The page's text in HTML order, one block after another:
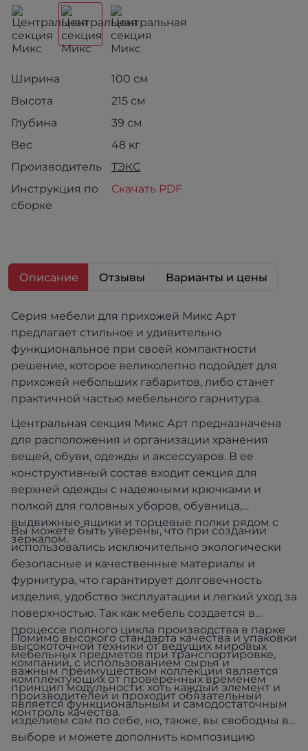
Ширина
100 см
Высота
215 см
Глубина
39 см
Вес
48 кг
Производитель
ТЭКС
Инструкция по
сборке
Скачать PDF
Описание Отзывы Варианты и цены
Серия мебели для прихожей Микс Арт
предлагает стильное и удивительно
функциональное при своей компактности
решение, которое великолепно подойдет для
прихожей небольших габаритов, либо станет
практичной частью мебельного гарнитура.
Центральная секция Микс Арт предназначена
для расположения и организации хранения
вещей, обуви, одежды и аксессуаров. В ее
конструктивный состав входит секция для
верхней одежды с надежными крючками и
полкой для головных уборов, обувница,
выдвижные ящики и торцевые полки рядом с
зеркалом.
Вы можете быть уверены, что при создании
использовались исключительно экологически
безопасные и качественные материалы и
фурнитура, что гарантирует долговечность
изделия, удобство эксплуатации и легкий уход за
поверхностью. Так как мебель создается в
процессе полного цикла производства в парке
высокоточной техники от ведущих мировых
компаний, с использованием сырья и
комплектующих от проверенных временем
производителей и проходит обязательный
контроль качества.
Помимо высокого стандарта качества и упаковки
мебельных предметов при транспортировке,
важным преимуществом коллекции является
принцип модульности: хоть каждый элемент и
является функциональным и самодостаточным
изделием сам по себе, но, также, вы свободны в
выборе и можете дополнить композицию